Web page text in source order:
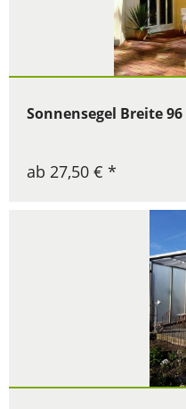
Sonnensegel Breite
ab 27,50 € *